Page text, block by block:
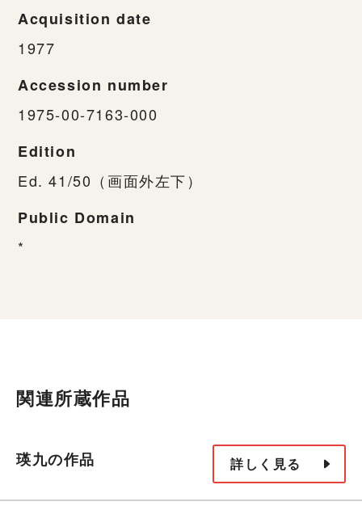
Acquisition date
1977
Accession number
1975-00-7163-000
Edition
Ed. 41/50（画面外左下）
Public Domain
*
関連所蔵作品
瑛九の作品 詳しく見る